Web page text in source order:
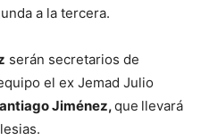
a la tercera.
serán secretarios de
el ex Jemad Julio
Jiménez,que llevará